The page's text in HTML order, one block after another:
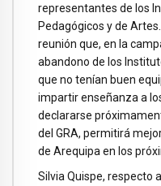
representantes de los
Pedagógicos y de
reunión que, en la
abandono de los
que no tenían buen
impartir enseñanza a
declararse
del GRA, permitirá
de Arequipa en los
Silvia Quispe, respecto